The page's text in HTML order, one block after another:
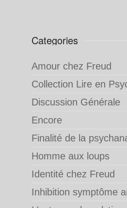
Categories
Amour chez Freud
Collection Lire en
Discussion Générale
Encore
Finalité de la
Homme aux loups
Identité chez Freud
Inhibition symptôme